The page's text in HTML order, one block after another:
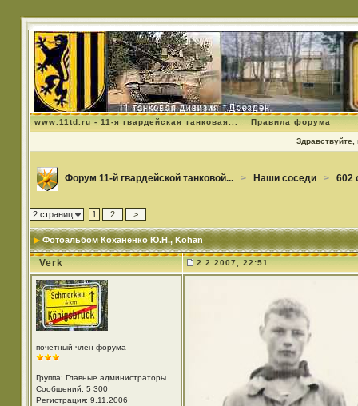
www.11td.ru - 11-я гвардейская танковая... Правила форума
Здравствуйте,
Форум 11-й гвардейской танковой... > Наши соседи > 602
2 страниц 1 2 >
Фотоальбом Коханенко Ю.Н., Kohan
Verk 2.2.2007, 22:51
почетный член форума
Группа: Главные администраторы
Сообщений: 5 300
Регистрация: 9.11.2006